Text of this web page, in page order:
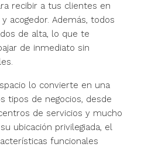
recibir a tus clientes en
acogedor. Además, todos
de alta, lo que te
de inmediato sin
lo convierte en una
tipos de negocios, desde
de servicios y mucho
ubicación privilegiada, el
funcionales